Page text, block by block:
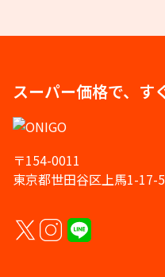
スーパー価格で、す
〒154-0011
東京都世田谷区上馬1-17-5